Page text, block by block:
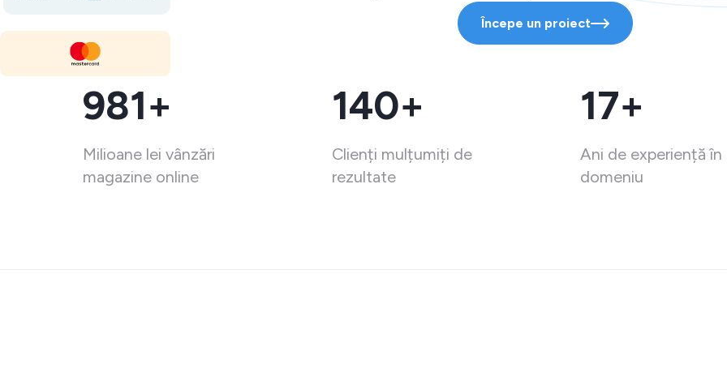
Începe un proiect
981+
Milioane lei vânzări
magazine online
140+
Clienți mulțumiți de
rezultate
17+
Ani de experiență în
domeniu